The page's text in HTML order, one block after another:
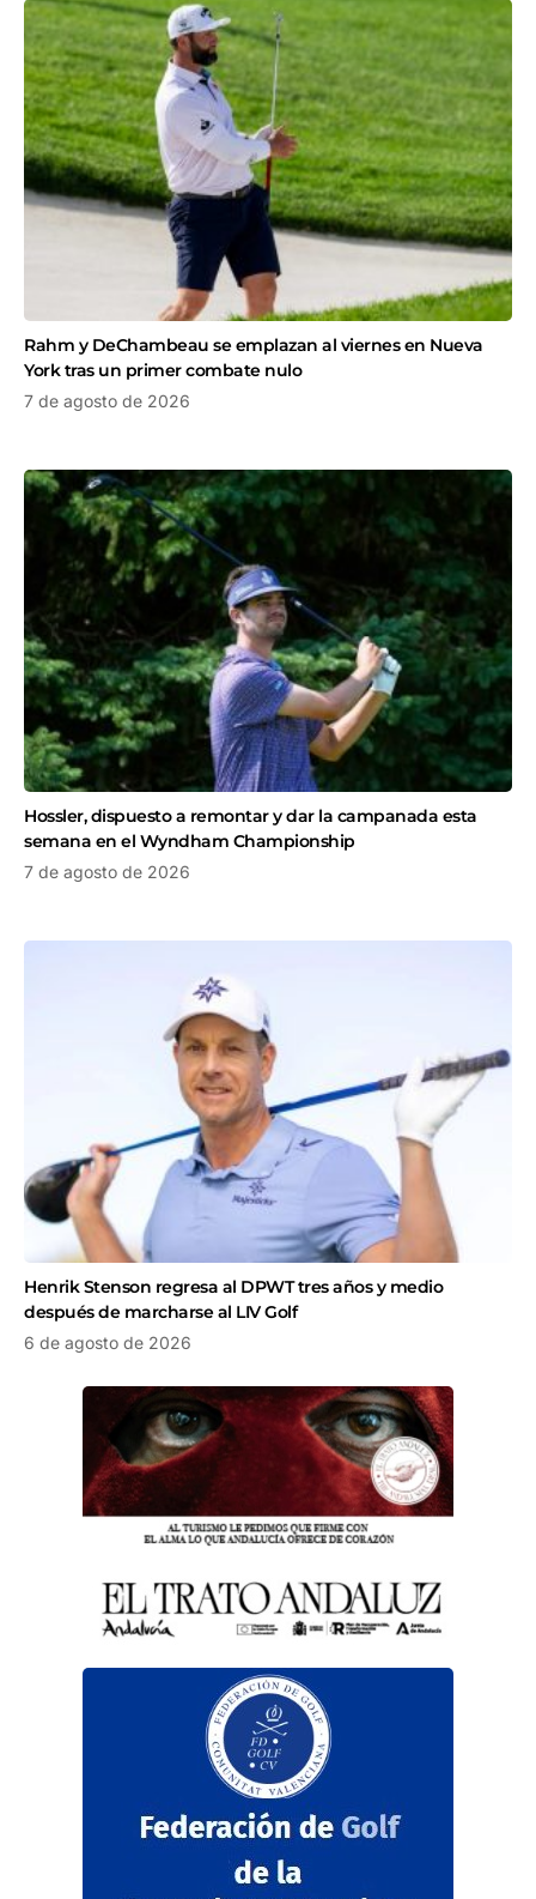
Rahm y DeChambeau se emplazan al viernes en Nueva
York tras un primer combate nulo
7 de agosto de 2026
Hossler, dispuesto a remontar y dar la campanada esta
semana en el Wyndham Championship
7 de agosto de 2026
Henrik Stenson regresa al DPWT tres años y medio
después de marcharse al LIV Golf
6 de agosto de 2026